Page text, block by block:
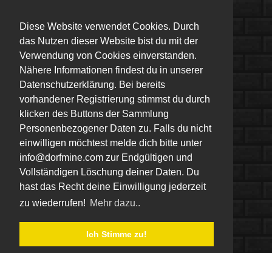
Diese Website verwendet Cookies. Durch
das Nutzen dieser Website bist du mit der
Verwendung von Cookies einverstanden.
Nähere Informationen findest du in unserer
Datenschutzerklärung. Bei bereits
vorhandener Registrierung stimmst du durch
klicken des Buttons der Sammlung
Personenbezogener Daten zu. Falls du nicht
einwilligen möchtest melde dich bitte unter
info@dorfmine.com zur Endgültigen und
Vollständigen Löschung deiner Daten. Du
hast das Recht deine Einwilligung jederzeit
zu wiederrufen! Mehr dazu..
Ich Stimme zu!